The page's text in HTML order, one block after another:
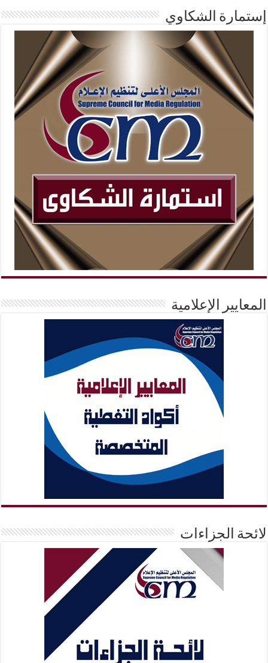
إستمارة الشكاوي
المعايير الإعلامية
لائحة الجزاءات